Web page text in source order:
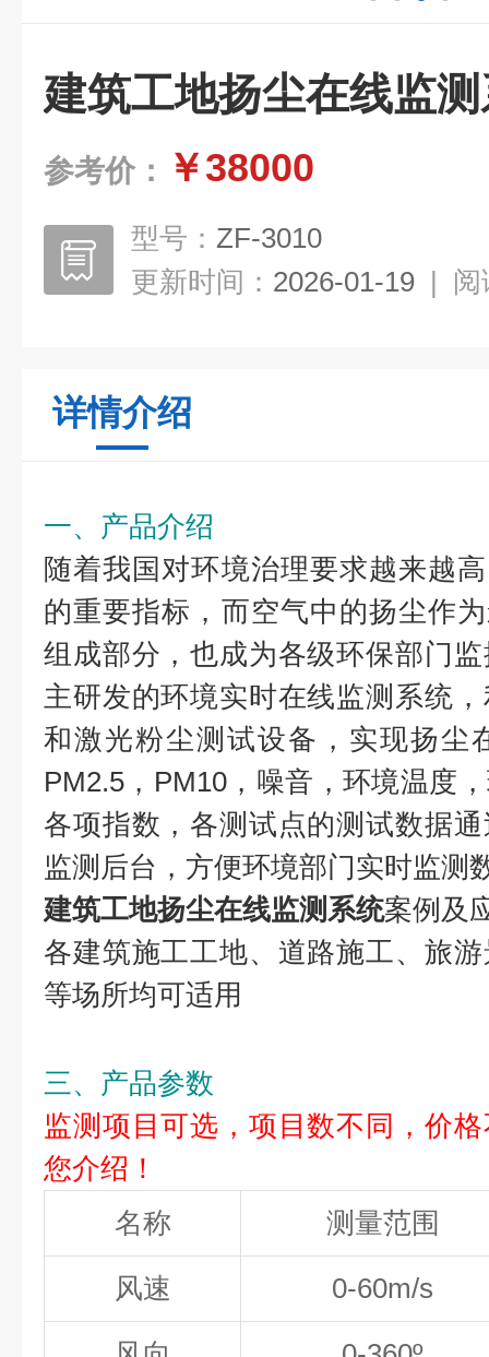
建筑工地扬尘在线监
参考价： ￥38000
型号： ZF-3010
更新时间： 2026-01-19 | 阅
详情介绍
一、产品介绍
随着我国对环境治理要求越来越
的重要指标，而空气中的扬尘作
组成部分，也成为各级环保部门
主研发的环境实时在线监测系统
和激光粉尘测试设备，实现扬尘
PM2.5，PM10，噪音，环境温度
各项指数，各测试点的测试数据
监测后台，方便环境部门实时监测
建筑工地扬尘在线监测系统案例及
各建筑施工工地、道路施工、旅
等场所均可适用
三、产品参数
监测项目可选，项目数不同，价
您介绍！
名称
测量范围
风速
0-60m/s